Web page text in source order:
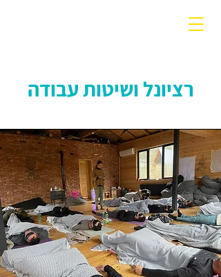
רציונל ושיטות עבודה